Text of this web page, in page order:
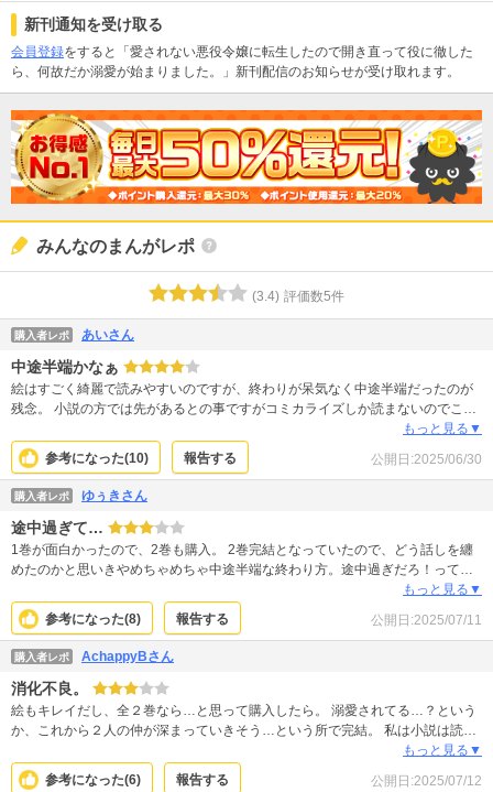
新刊通知を受け取る
会員登録をすると「愛されない悪役令嬢に転生したので開き直って役に徹した
ら、何故だか溺愛が始まりました。」新刊配信のお知らせが受け取れます。
みんなのまんがレポ
(3.4) 評価数5件
購入者レポ あいさん
中途半端かなぁ
絵はすごく綺麗で読みやすいのですが、終わりが呆気なく中途半端だったのが
残念。 小説の方では先があるとの事ですがコミカライズしか読まないのでこの
先が分からず不完全燃焼感。 幼馴染との馴れ初めから失恋に至るまで、それ以
降の心情や心の移り変わりなど、もう少し丁寧に描かれていればなお良かった
と思います。 あと2巻で終わるのであればあの猫ちゃんの忠告も必要だったの
か、死ぬ運命にあるはずだけどその辺も描かれることなく、結婚して1年経った
頃どうなるのか全く触れられず終わってしまって、中途半端な終わり方でイラ
ストもストーリーも良いだけにすごく勿体ないと思いました。
もっと見る▼
参考になった(10) 報告する 公開日:2025/06/30
購入者レポ ゆぅきさん
途中過ぎて…
1巻が面白かったので、2巻も購入。 2巻完結となっていたので、どう話しを纏
めたのかと思いきやめちゃめちゃ中途半端な終わり方。途中過ぎだろ！って感
じです。 小説をコミカライズするのはいいが、途中で終わるのはいかがなもの
でしょう…それもうまく小説に誘導するような終わり方なら続きを読みたくな
るけど、ただもやもやが残るけど小説買ってまで読む？って感じの終わり方は
自分的にはダメかな。 1巻が面白かっただけに残念な終わり方でした。
もっと見る▼
参考になった(8) 報告する 公開日:2025/07/11
購入者レポ AchappyBさん
消化不良。
絵もキレイだし、全２巻なら…と思って購入したら。 溺愛されてる…？という
か、これから２人の仲が深まっていきそう…という所で完結。 私は小説は読ま
ないので残念です。 全３巻とかにして、もう少しキレイに終われなかったの
か…。
もっと見る▼
参考になった(6) 報告する 公開日:2025/07/12